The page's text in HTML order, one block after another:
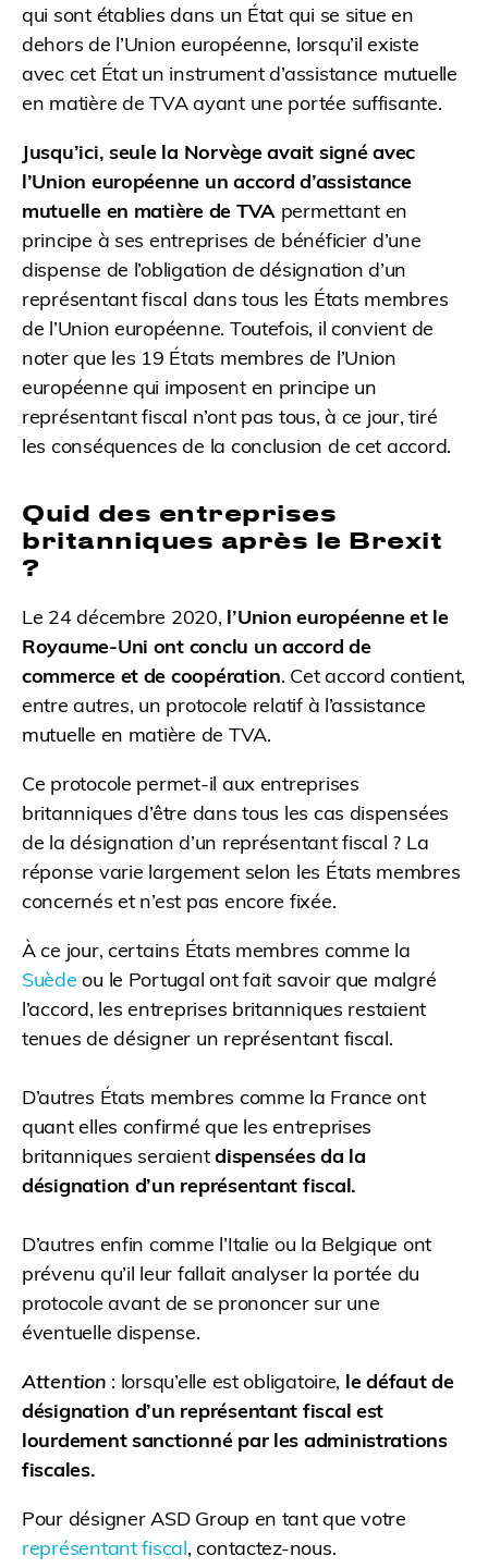
qui sont établies dans un État qui se situe en
dehors de l’Union européenne, lorsqu’il existe
avec cet État un instrument d’assistance mutuelle
en matière de TVA ayant une portée suffisante.
Jusqu’ici, seule la Norvège avait signé avec
l’Union européenne un accord d’assistance
mutuelle en matière de TVA permettant en
principe à ses entreprises de bénéficier d’une
dispense de l’obligation de désignation d’un
représentant fiscal dans tous les États membres
de l’Union européenne. Toutefois, il convient de
noter que les 19 États membres de l’Union
européenne qui imposent en principe un
représentant fiscal n’ont pas tous, à ce jour, tiré
les conséquences de la conclusion de cet accord.
Quid des entreprises
britanniques après le Brexit
?
Le 24 décembre 2020, l’Union européenne et le
Royaume-Uni ont conclu un accord de
commerce et de coopération. Cet accord contient,
entre autres, un protocole relatif à l’assistance
mutuelle en matière de TVA.
Ce protocole permet-il aux entreprises
britanniques d’être dans tous les cas dispensées
de la désignation d’un représentant fiscal ? La
réponse varie largement selon les États membres
concernés et n’est pas encore fixée.
À ce jour, certains États membres comme la
Suède ou le Portugal ont fait savoir que malgré
l’accord, les entreprises britanniques restaient
tenues de désigner un représentant fiscal.
D’autres États membres comme la France ont
quant elles confirmé que les entreprises
britanniques seraientdispensées da la
désignation d’un représentant fiscal.
D’autres enfin comme l’Italie ou la Belgique ont
prévenu qu’il leur fallait analyser la portée du
protocole avant de se prononcer sur une
éventuelle dispense.
Attention : lorsqu’elle est obligatoire, le défaut de
désignation d’un représentant fiscal est
lourdement sanctionné par les administrations
fiscales.
Pour désigner ASD Group en tant que votre
représentant fiscal, contactez-nous.